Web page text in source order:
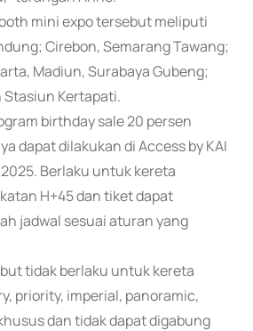
mini expo tersebut meliputi
Cirebon, Semarang Tawang;
Madiun, Surabaya Gubeng;
Stasiun Kertapati.
birthday sale 20 persen
dapat dilakukan di Access by KAI
Berlaku untuk kereta
H+45 dan tiket dapat
jadwal sesuai aturan yang
tidak berlaku untuk kereta
priority, imperial, panoramic,
dan tidak dapat digabung